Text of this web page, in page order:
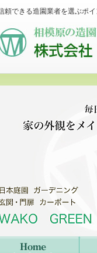
頼できる造園業者を選ぶポ